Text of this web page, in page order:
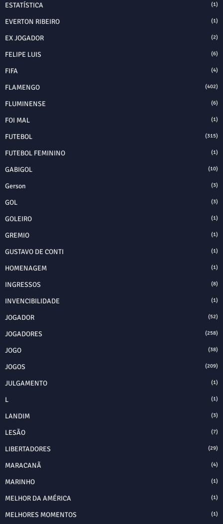
ESTATÍSTICA (1)
EVERTON RIBEIRO (1)
EX JOGADOR (2)
FELIPE LUIS (6)
FIFA (4)
FLAMENGO (402)
FLUMINENSE (6)
FOI MAL (1)
FUTEBOL (315)
FUTEBOL FEMININO (1)
GABIGOL (10)
Gerson (3)
GOL (3)
GOLEIRO (1)
GREMIO (1)
GUSTAVO DE CONTI (1)
HOMENAGEM (1)
INGRESSOS (8)
INVENCIBILIDADE (1)
JOGADOR (52)
JOGADORES (258)
JOGO (38)
JOGOS (209)
JULGAMENTO (1)
L (1)
LANDIM (3)
LESÃO (7)
LIBERTADORES (29)
MARACANÃ (4)
MARINHO (1)
MELHOR DA AMÉRICA (1)
MELHORES MOMENTOS (1)